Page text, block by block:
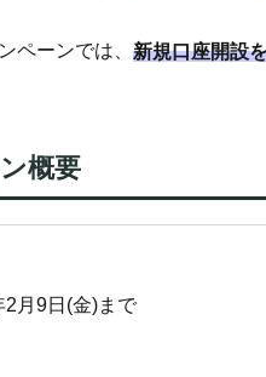
ペーンでは、 新規口座開設
概要
2月9日(金)まで